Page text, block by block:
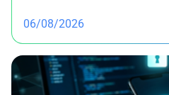
06/08/2026